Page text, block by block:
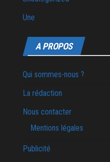
Une
A PROPOS
Qui sommes-nous ?
La rédaction
Nous contacter
Mentions légales
Publicité